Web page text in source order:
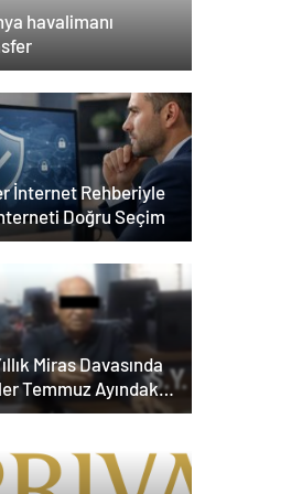
havalimanı
İnternet Rehberiyle
Doğru Seçim
Miras Davasında
Temmuz Ayındaki
Duruşmasına